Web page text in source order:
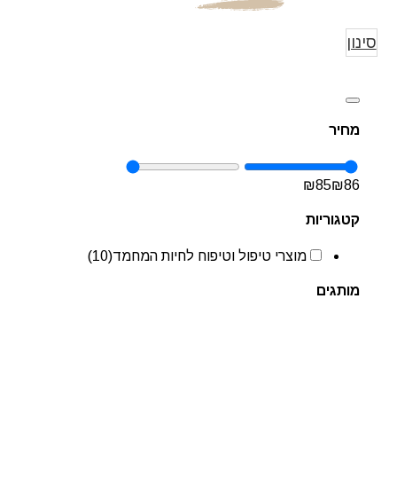
סינון
מחיר
₪85₪86
קטגוריות
מוצרי טיפול וטיפוח לחיות המחמד(10)
מותגים